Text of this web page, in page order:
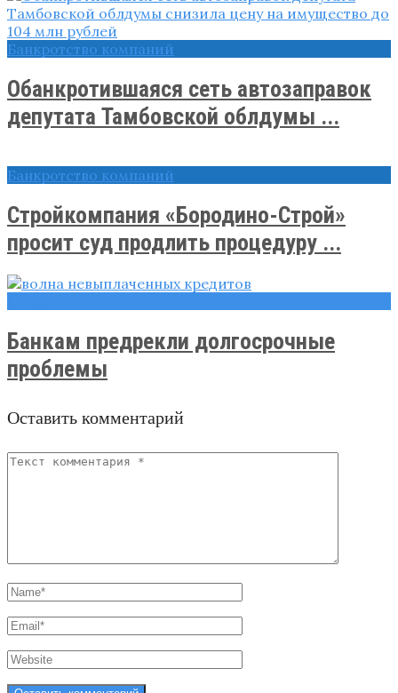
Банкротство компаний
Обанкротившаяся сеть автозаправок
депутата Тамбовской облдумы ...
Банкротство компаний
Стройкомпания «Бородино-Строй»
просит суд продлить процедуру ...
Банкам предрекли долгосрочные
проблемы
Оставить комментарий